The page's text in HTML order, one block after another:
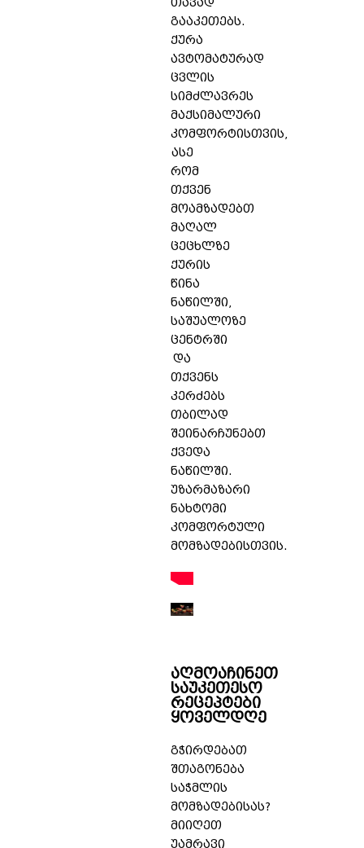
გააკეთებს.
ქურა
ავტომატურად
ცვლის
სიმძლავრეს
მაქსიმალური
კომფორტისთვის,
ასე
რომ
თქვენ
მოამზადებთ
მაღალ
ცეცხლზე
ქურის
წინა
ნაწილში,
საშუალოზე
ცენტრში
და
თქვენს
კერძებს
თბილად
შეინარჩუნებთ
ქვედა
ნაწილში.
უზარმაზარი
ნახტომი
კომფორტული
მომზადებისთვის.
აღმოაჩინეთ
საუკეთესო
რეცეპტები
ყოველდღე
გჭირდებათ
შთაგონება
საჭმლის
მომზადებისას?
მიიღეთ
უამრავი